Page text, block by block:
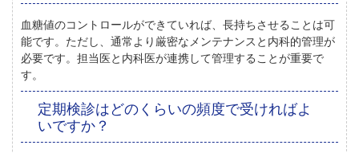
血糖値のコントロールができていれば、長持ちさせることは可
能です。ただし、通常より厳密なメンテナンスと内科的管理が
必要です。担当医と内科医が連携して管理することが重要で
す。
定期検診はどのくらいの頻度で受ければよ
いですか？